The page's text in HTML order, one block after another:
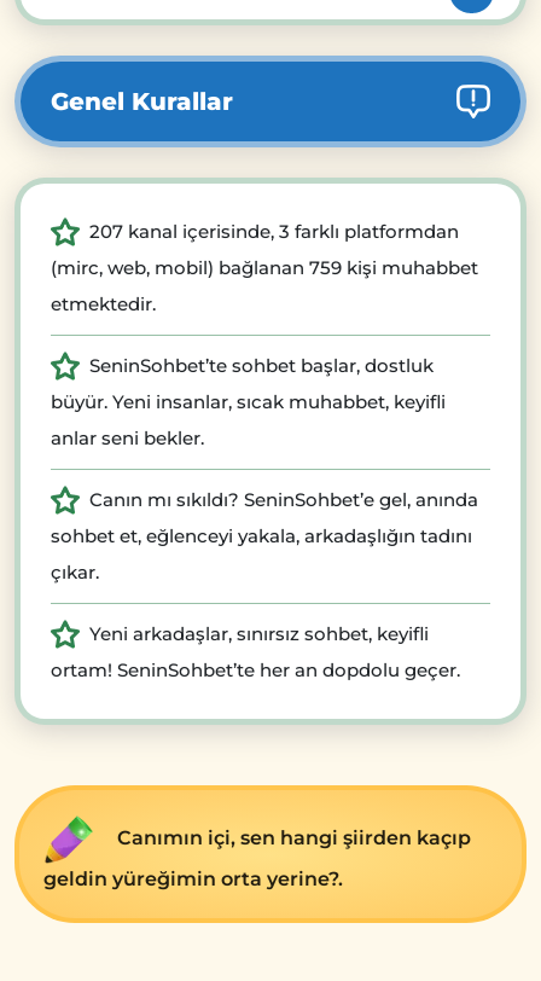
Genel Kurallar
207 kanal içerisinde, 3 farklı platformdan
(mirc, web, mobil) bağlanan 759 kişi muhabbet
etmektedir.
SeninSohbet’te sohbet başlar, dostluk
büyür. Yeni insanlar, sıcak muhabbet, keyifli
anlar seni bekler.
Canın mı sıkıldı? SeninSohbet’e gel, anında
sohbet et, eğlenceyi yakala, arkadaşlığın tadını
çıkar.
Yeni arkadaşlar, sınırsız sohbet, keyifli
ortam! SeninSohbet’te her an dopdolu geçer.
Canımın içi, sen hangi şiirden kaçıp
geldin yüreğimin orta yerine?.